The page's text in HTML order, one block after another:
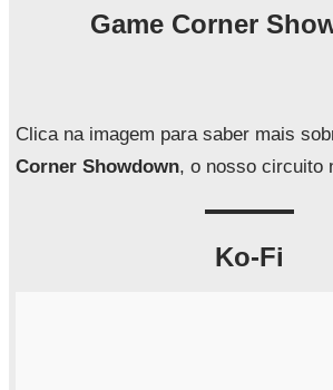
a
r
Game Corner
Clica na imagem para saber mais
Corner Showdown, o nosso circuito
Ko-Fi